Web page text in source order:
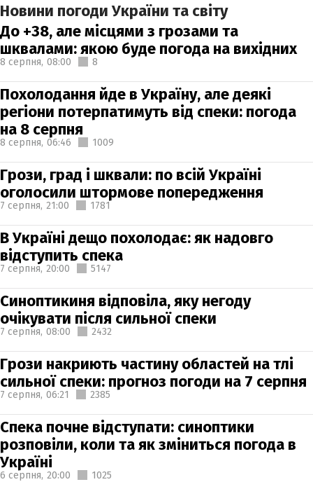
Новини погоди України та світу
До +38, але місцями з грозами та
шквалами: якою буде погода на вихідних
8 серпня, 08:00 8
Похолодання йде в Україну, але деякі
регіони потерпатимуть від спеки: погода
на 8 серпня
8 серпня, 06:46 1009
Грози, град і шквали: по всій Україні
оголосили штормове попередження
7 серпня, 21:00 1781
В Україні дещо похолодає: як надовго
відступить спека
7 серпня, 20:00 5147
Синоптикиня відповіла, яку негоду
очікувати після сильної спеки
7 серпня, 08:00 2432
Грози накриють частину областей на тлі
сильної спеки: прогноз погоди на 7 серпня
7 серпня, 06:21 2385
Спека почне відступати: синоптики
розповіли, коли та як зміниться погода в
Україні
6 серпня, 20:00 1025